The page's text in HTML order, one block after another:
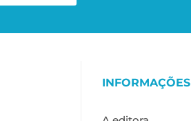
INFORMAÇÕES